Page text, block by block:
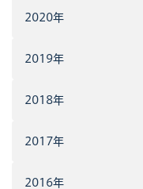
2020年
2019年
2018年
2017年
2016年